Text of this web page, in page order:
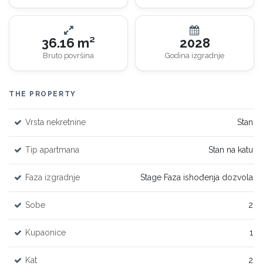
36.16 m²
Bruto površina
2028
Godina izgradnje
THE PROPERTY
Vrsta nekretnine Stan
Tip apartmana Stan na katu
Faza izgradnje Stage Faza ishođenja dozvola
Sobe 2
Kupaonice 1
Kat 2